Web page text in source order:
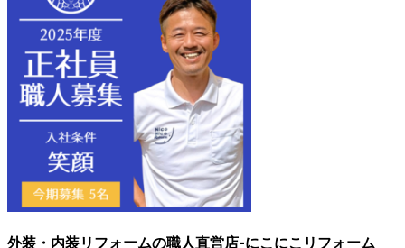
外装・内装リフォームの職人直営店-にこにこリフォーム